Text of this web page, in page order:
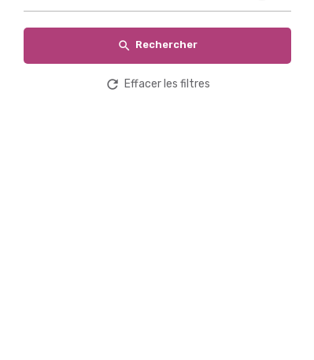
Rechercher
Effacer les filtres